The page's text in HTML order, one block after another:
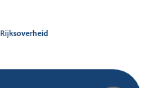
Rijksoverheid